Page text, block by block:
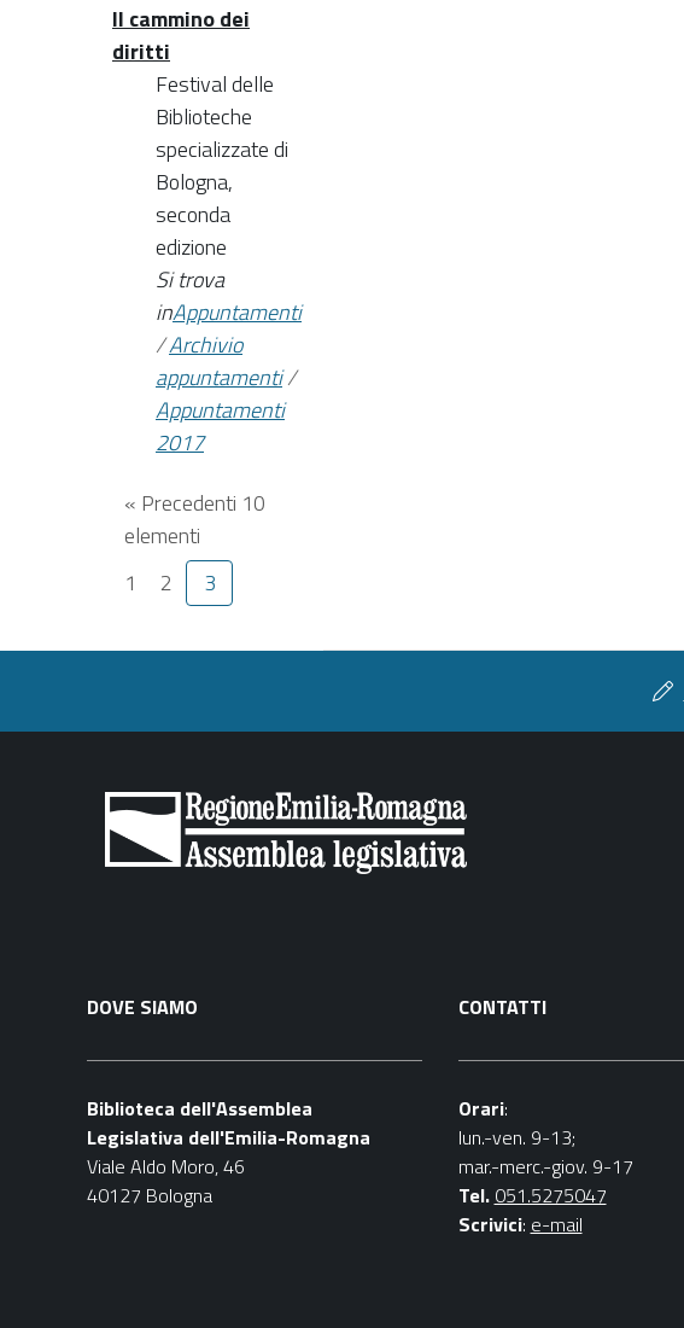
Il cammino dei
diritti
Festival delle
Biblioteche
specializzate di
Bologna,
seconda
edizione
Si trova
inAppuntamenti
/Archivio
appuntamenti/
Appuntamenti
2017
« Precedenti 10
elementi
1
2 3
DOVE SIAMO
Biblioteca dell'Assemblea
Legislativa dell'Emilia-Romagna
Viale Aldo Moro, 46
40127 Bologna
CONTATTI
Orari:
lun.-ven. 9-13;
mar.-merc.-giov. 9-17
Tel. 051.5275047
Scrivici: e-mail